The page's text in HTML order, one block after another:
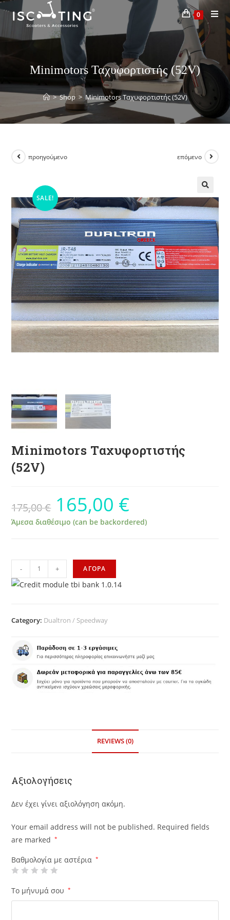
0
Minimotors Ταχυφορτιστής (52V)
> Shop > Minimotors Ταχυφορτιστής (52V)
SALE!
προηγούμενο επόμενο
Minimotors Ταχυφορτιστής
(52V)
175,00€ 165,00 €
Άμεσα διαθέσιμο (can be backordered)
- + ΑΓΟΡΑ
Category: Dualtron / Speedway
REVIEWS (0)
Αξιολογήσεις
Δεν έχει γίνει αξιολόγηση ακόμη.
Your email address will not be published. Required fields
are marked
*
Βαθμολογία με αστέρια *
Το μήνυμά σου *